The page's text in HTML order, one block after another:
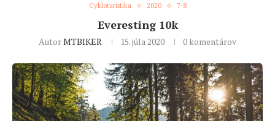
Cykloturistika 2020 7-8
Everesting 10k
AutorMTBIKER 15. júla 2020 0 komentárov